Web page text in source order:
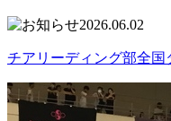
2026.06.02
チアリーディング部全国